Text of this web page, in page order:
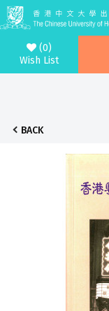
(0)
Wish List
BACK